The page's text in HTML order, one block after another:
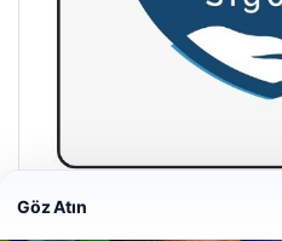
Hastaş Beton
Göz Atın